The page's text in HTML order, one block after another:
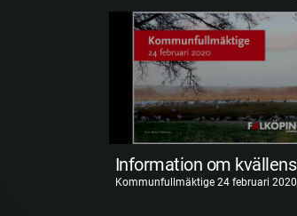
Kommunfullmäktige 24 februari 2020